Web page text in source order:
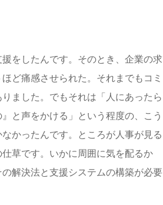
をしたんです。そのとき、企業の求
ど痛感させられた。それまでもコミ
ました。でもそれは「人にあったら
と声をかける」という程度の、こう
かったんです。ところが人事が見る
草です。いかに周囲に気を配るか
解決法と支援システムの構築が必要